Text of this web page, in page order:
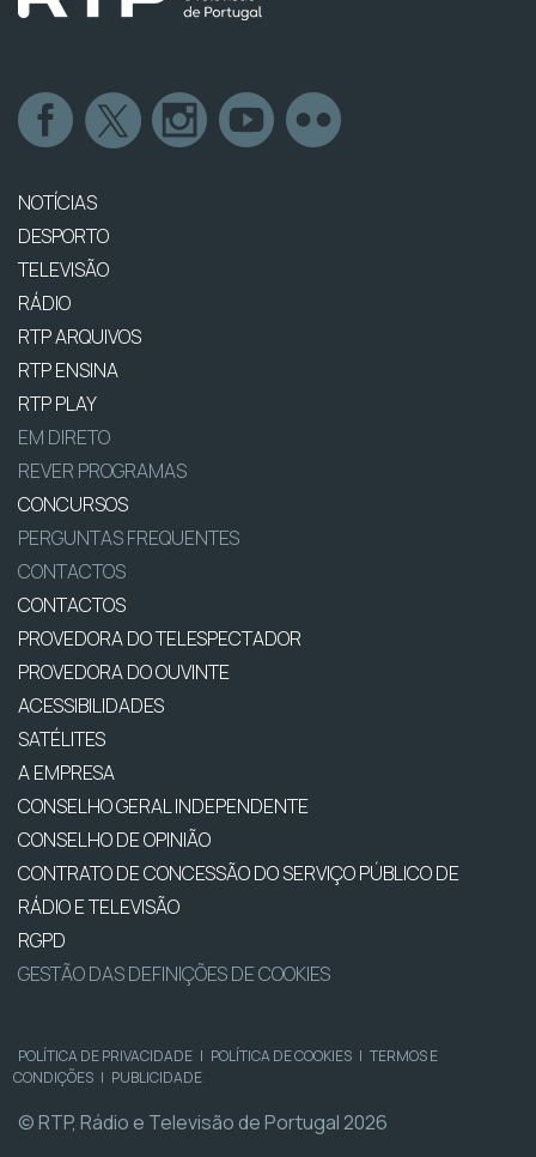
NOTÍCIAS
DESPORTO
TELEVISÃO
RÁDIO
RTP ARQUIVOS
RTP ENSINA
RTP PLAY
EM DIRETO
REVER PROGRAMAS
CONCURSOS
PERGUNTAS FREQUENTES
CONTACTOS
CONTACTOS
PROVEDORA DO TELESPECTADOR
PROVEDORA DO OUVINTE
ACESSIBILIDADES
SATÉLITES
A EMPRESA
CONSELHO GERAL INDEPENDENTE
CONSELHO DE OPINIÃO
CONTRATO DE CONCESSÃO DO SERVIÇO PÚBLICO DE
RÁDIO E TELEVISÃO
RGPD
GESTÃO DAS DEFINIÇÕES DE COOKIES
POLÍTICA DE PRIVACIDADE | POLÍTICA DE COOKIES | TERMOS E
CONDIÇÕES | PUBLICIDADE
© RTP, Rádio e Televisão de Portugal 2026